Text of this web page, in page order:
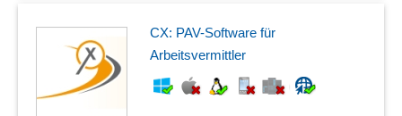
CX: PAV-Software für
Arbeitsvermittler